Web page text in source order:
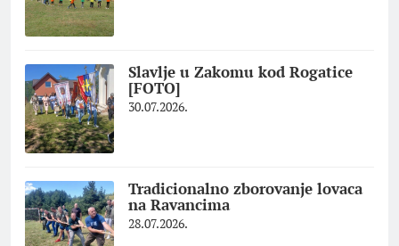
Slavlje u Zakomu kod Rogatice
[FOTO]
30.07.2026.
Tradicionalno zborovanje lovaca
na Ravancima
28.07.2026.